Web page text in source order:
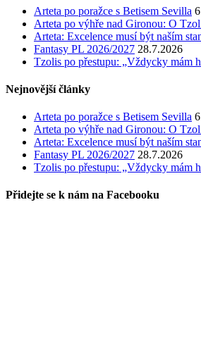
Arteta po poražce s Betisem Sevilla
Arteta po výhře nad Gironou: O
Arteta: Excelence musí být naším
Fantasy PL 2026/2027 28.7.2026
Tzolis po přestupu: „Vždycky mám
Nejnovější články
Arteta po poražce s Betisem Sevilla
Arteta po výhře nad Gironou: O
Arteta: Excelence musí být naším
Fantasy PL 2026/2027 28.7.2026
Tzolis po přestupu: „Vždycky mám
Přidejte se k nám na Facebooku